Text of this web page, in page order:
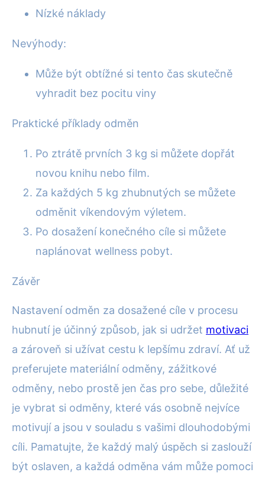
Nízké náklady
Nevýhody:
Může být obtížné si tento čas skutečně
vyhradit bez pocitu viny
Praktické příklady odměn
Po ztrátě prvních 3 kg si můžete dopřát
novou knihu nebo film.
Za každých 5 kg zhubnutých se můžete
odměnit víkendovým výletem.
Po dosažení konečného cíle si můžete
naplánovat wellness pobyt.
Závěr
Nastavení odměn za dosažené cíle v procesu
hubnutí je účinný způsob, jak si udržet motivaci
a zároveň si užívat cestu k lepšímu zdraví. Ať už
preferujete materiální odměny, zážitkové
odměny, nebo prostě jen čas pro sebe, důležité
je vybrat si odměny, které vás osobně nejvíce
motivují a jsou v souladu s vašimi dlouhodobými
cíli. Pamatujte, že každý malý úspěch si zaslouží
být oslaven, a každá odměna vám může pomoci